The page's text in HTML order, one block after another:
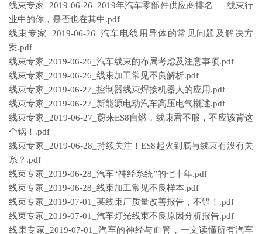
线束专家_2019-06-26_2019年汽车零部件供应商排名—–线束行
业中的你，是否也在其中.pdf
线束专家_2019-06-26_汽车电线用导体的常见问题及解决方
案.pdf
线束专家_2019-06-26_汽车线束的布局考虑及注意事项.pdf
线束专家_2019-06-26_线束加工常见不良解析.pdf
线束专家_2019-06-27_控制器线束焊接机器人的应用.pdf
线束专家_2019-06-27_新能源电动汽车高压电气概述.pdf
线束专家_2019-06-27_蔚来ES8自燃，线束君不服，不应该背这
个锅！.pdf
线束专家_2019-06-28_持续关注！ES8起火到底与线束有没有关
系？.pdf
线束专家_2019-06-28_汽车“神经系统”的七十年.pdf
线束专家_2019-06-28_线束加工常见不良样本.pdf
线束专家_2019-07-01_某线束厂质量改善报告，不错！.pdf
线束专家_2019-07-01_汽车灯光线束不良原因分析报告.pdf
线束专家_2019-07-01_汽车的神经与血管，一文读懂所有汽车